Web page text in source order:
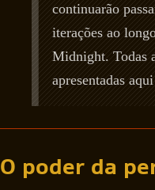
continuarão
iterações ao
Midnight. Todas
apresentadas
O poder da